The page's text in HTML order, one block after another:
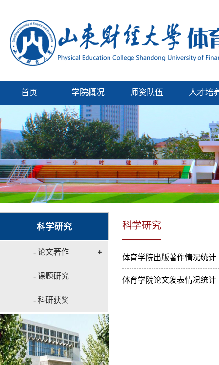
首页 学院概况 师资队伍 人才培
科学研究
- 论文著作
- 课题研究
- 科研获奖
科学研究
体育学院出版著作情况统计
体育学院论文发表情况统计